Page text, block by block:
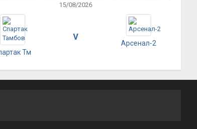
15/08/2026
Тм
V
Арсенал-2